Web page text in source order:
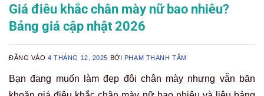
Giá điêu khắc chân mày nữ bao nhiêu?
Bảng giá cập nhật 2026
ĐĂNG VÀO4 THÁNG 12, 2025 BỞI PHẠM THANH TÂM
Bạn đang muốn làm đẹp đôi chân mày nhưng vẫn băn